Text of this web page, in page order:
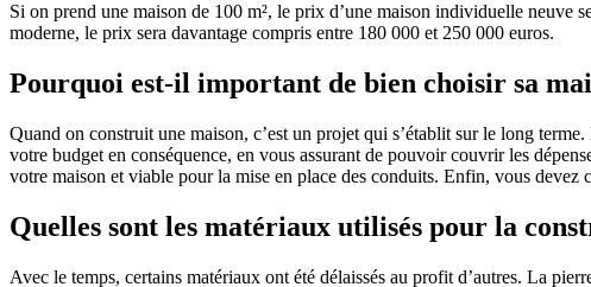
Si on prend une maison de 100 m², le prix d’une maison individuelle neuve
moderne, le prix sera davantage compris entre 180 000 et 250 000 euros.
Pourquoi est-il important de bien choisir sa
Quand on construit une maison, c’est un projet qui s’établit sur le long
votre budget en conséquence, en vous assurant de pouvoir couvrir les
votre maison et viable pour la mise en place des conduits. Enfin, vous devez
Quelles sont les matériaux utilisés pour la
Avec le temps, certains matériaux ont été délaissés au profit d’autres. La